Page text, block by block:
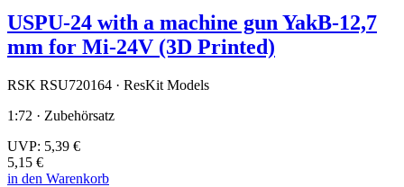
USPU-24 with a machine gun YakB-12,7
mm for Mi-24V (3D Printed)
RSK RSU720164 · ResKit Models
1:72 · Zubehörsatz
UVP: 5,39 €
5,15 €
in den Warenkorb